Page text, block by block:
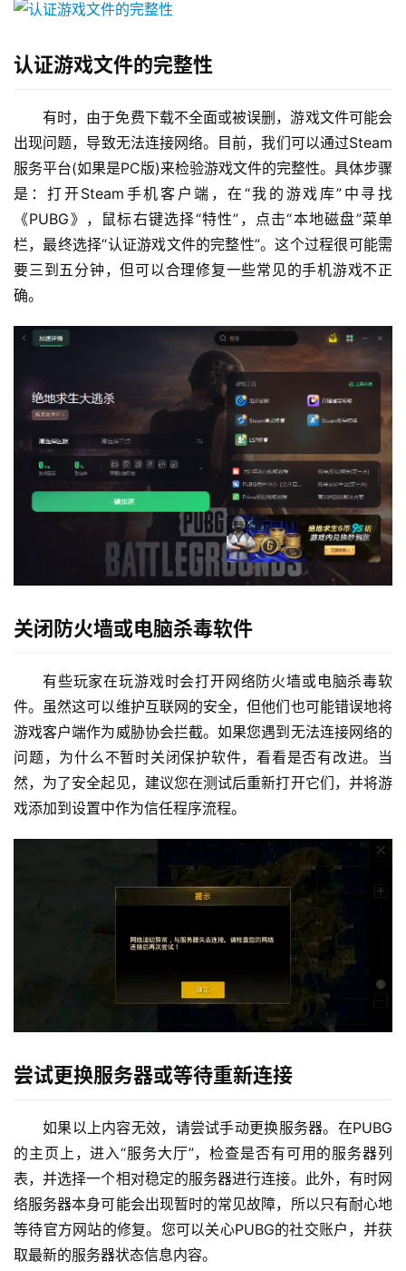
认证游戏文件的完整性
有时，由于免费下载不全面或被误删，游戏文件可能会
出现问题，导致无法连接网络。目前，我们可以通过Steam
服务平台(如果是PC版)来检验游戏文件的完整性。具体步骤
是：打开Steam手机客户端，在“我的游戏库”中寻找
《PUBG》，鼠标右键选择“特性”，点击“本地磁盘”菜单
栏，最终选择“认证游戏文件的完整性”。这个过程很可能需
要三到五分钟，但可以合理修复一些常见的手机游戏不正
确。
关闭防火墙或电脑杀毒软件
有些玩家在玩游戏时会打开网络防火墙或电脑杀毒软
件。虽然这可以维护互联网的安全，但他们也可能错误地将
游戏客户端作为威胁协会拦截。如果您遇到无法连接网络的
问题，为什么不暂时关闭保护软件，看看是否有改进。当
然，为了安全起见，建议您在测试后重新打开它们，并将游
戏添加到设置中作为信任程序流程。
尝试更换服务器或等待重新连接
如果以上内容无效，请尝试手动更换服务器。在PUBG
的主页上，进入“服务大厅”，检查是否有可用的服务器列
表，并选择一个相对稳定的服务器进行连接。此外，有时网
络服务器本身可能会出现暂时的常见故障，所以只有耐心地
等待官方网站的修复。您可以关心PUBG的社交账户，并获
取最新的服务器状态信息内容。